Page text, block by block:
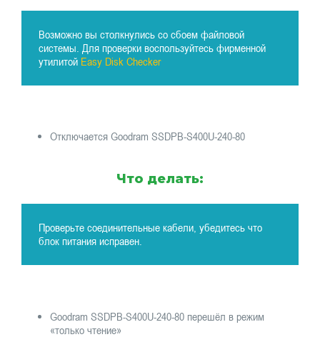
Возможно вы столкнулись со сбоем файловой
системы. Для проверки воспользуйтесь фирменной
утилитой Easy Disk Checker
Отключается Goodram SSDPB-S400U-240-80
Что делать:
Проверьте соединительные кабели, убедитесь что
блок питания исправен.
Goodram SSDPB-S400U-240-80 перешёл в режим
«только чтение»